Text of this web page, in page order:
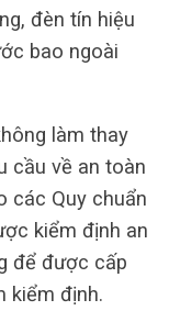
đèn tín hiệu
bao ngoài
làm thay
cầu về an toàn
các Quy chuẩn
kiểm định an
để được cấp
kiểm định.